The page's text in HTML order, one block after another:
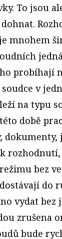
To jsou
mnohem
probíhají
v
na typu
době
rozhodnutí,
bez
do
vydat bez
zrušena
bude